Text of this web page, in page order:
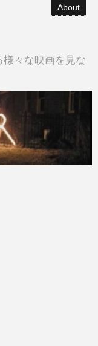
About
様々な映画を見な